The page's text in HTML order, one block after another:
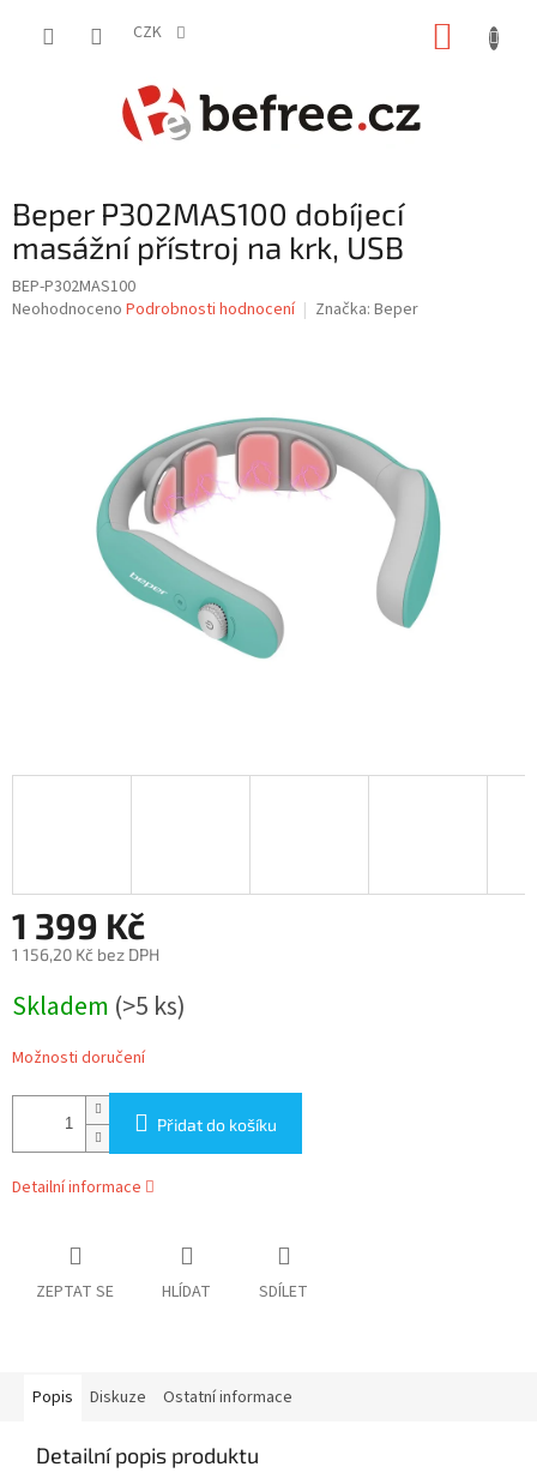
CZK
Beper P302MAS100 dobíjecí
masážní přístroj na krk, USB
BEP-P302MAS100
Průměrné
Neohodnoceno Podrobnosti hodnocení Značka: Beper
1 399 Kč
1 156,20 Kč bez DPH
cena:
Skladem (>5 ks)
Možnosti doručení
Přidat do košíku
Detailní informace
ZEPTAT SE HLÍDAT SDÍLET
Popis Diskuze Ostatní informace
Detailní popis produktu